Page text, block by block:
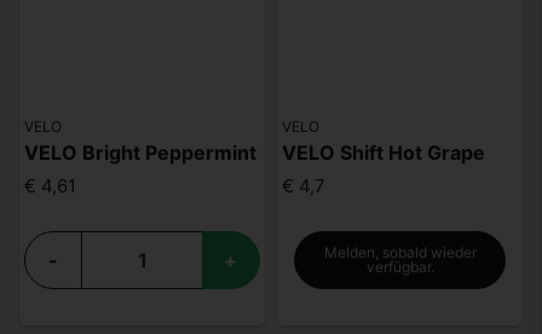
VELO
VELO Bright Peppermint
€ 4,61
- +
VELO
VELO Shift Hot Grape
€ 4,7
Melden, sobald wieder
verfügbar.